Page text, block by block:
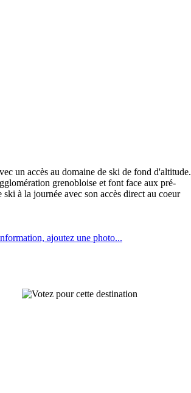
un accès au domaine de ski de fond d'altitude.
grenobloise et font face aux pré-
à la journée avec son accès direct au coeur
ajoutez une photo...